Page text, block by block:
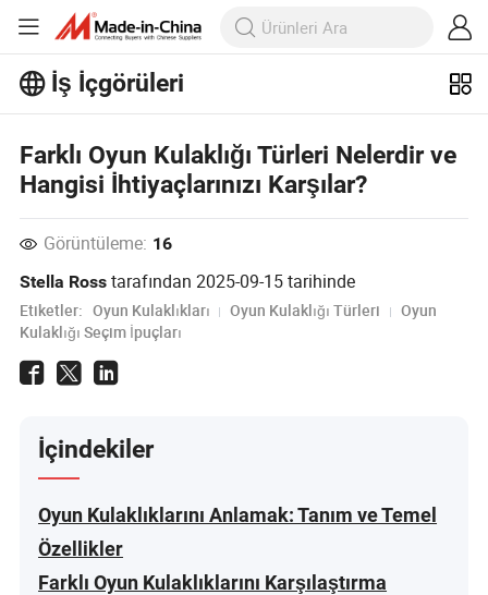
İş İçgörüleri
Daha Fazla Göster
Farklı Oyun Kulaklığı Türleri Nelerdir ve
Hangisi İhtiyaçlarınızı Karşılar?
Görüntüleme: 16
Stella Ross tarafından2025-09-15tarihinde
Etiketler: Oyun Kulaklıkları Oyun Kulaklığı Türleri
Oyun
Kulaklığı Seçim İpuçları
İçindekiler
Oyun Kulaklıklarını Anlamak: Tanım ve Temel
Özellikler
Farklı Oyun Kulaklıklarını Karşılaştırma